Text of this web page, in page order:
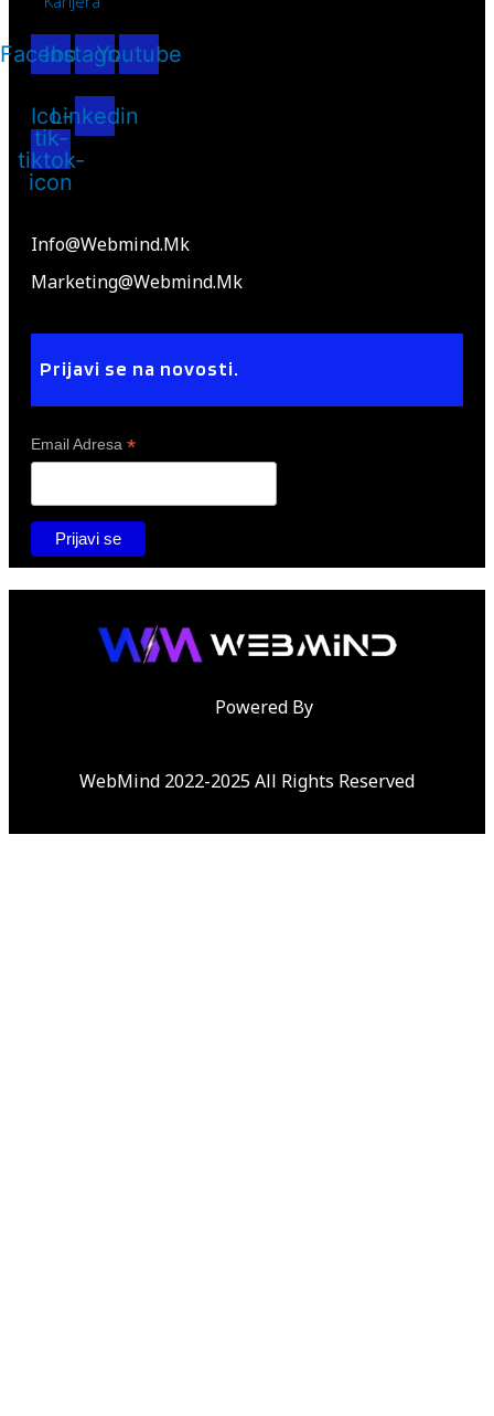
Facebook
Instagram
Youtube
Ico-
tik-
tiktok-
icon
Linkedin
Info@webmind.mk
Marketing@webmind.mk
Prijavi se na novosti.
Email Adresa *
Powered By
WebMind 2022-2025 All Rights Reserved